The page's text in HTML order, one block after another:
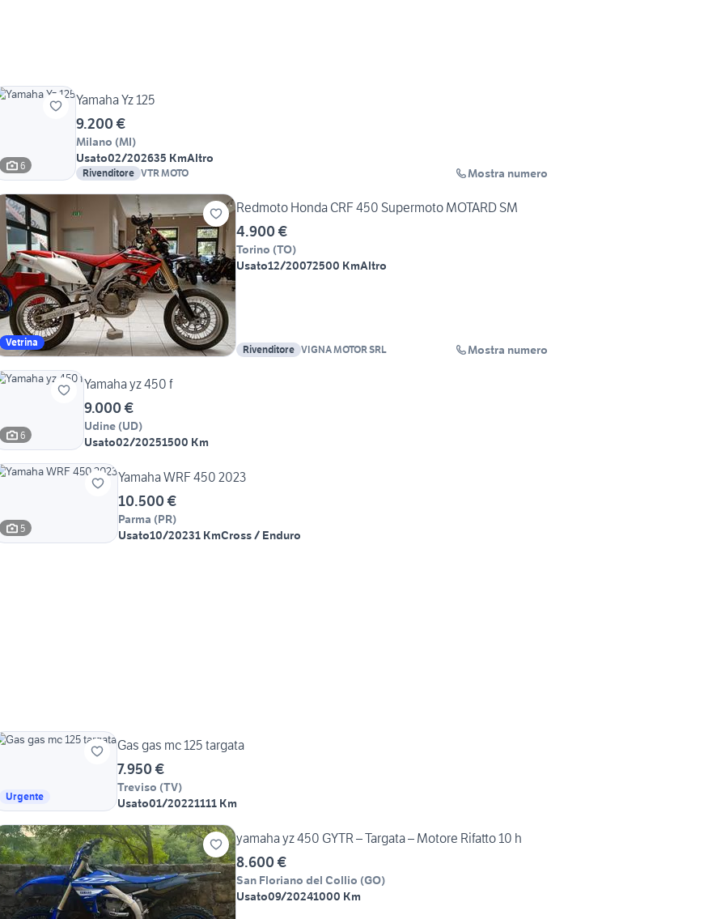
6
Yamaha Yz 125
9.200 €
Milano (MI)
Usato02/202635 KmAltro
Rivenditore VTR MOTO Mostra numero
Vetrina
Redmoto Honda CRF 450 Supermoto MOTARD SM
4.900 €
Torino (TO)
Usato12/20072500 KmAltro
Rivenditore VIGNA MOTOR SRL Mostra numero
6
Yamaha yz 450 f
9.000 €
Udine (UD)
Usato02/20251500 Km
5
Yamaha WRF 450 2023
10.500 €
Parma (PR)
Usato10/20231 KmCross / Enduro
Urgente
Gas gas mc 125 targata
7.950 €
Treviso (TV)
Usato01/20221111 Km
yamaha yz 450 GYTR – Targata – Motore Rifatto 10 h
8.600 €
San Floriano del Collio (GO)
Usato09/20241000 Km